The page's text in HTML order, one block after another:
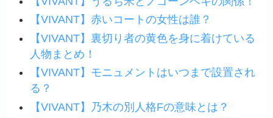
【VIVANT】赤いコートの女性は誰？
【VIVANT】裏切り者の黄色を身に着けている
人物まとめ！
【VIVANT】モニュメントはいつまで設置され
る？
【VIVANT】乃木の別人格Fの意味とは？